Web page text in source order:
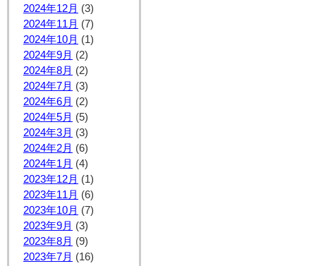
2024年12月 (3)
2024年11月 (7)
2024年10月 (1)
2024年9月 (2)
2024年8月 (2)
2024年7月 (3)
2024年6月 (2)
2024年5月 (5)
2024年3月 (3)
2024年2月 (6)
2024年1月 (4)
2023年12月 (1)
2023年11月 (6)
2023年10月 (7)
2023年9月 (3)
2023年8月 (9)
2023年7月 (16)